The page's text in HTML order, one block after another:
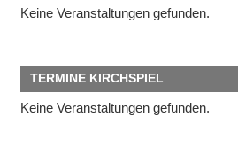
Keine Veranstaltungen gefunden.
TERMINE KIRCHSPIEL
Keine Veranstaltungen gefunden.